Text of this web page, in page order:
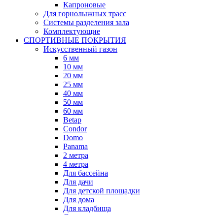
Капроновые
Для горнолыжных трасс
Системы разделения зала
Комплектующие
СПОРТИВНЫЕ ПОКРЫТИЯ
Искусственный газон
6 мм
10 мм
20 мм
25 мм
40 мм
50 мм
60 мм
Betap
Condor
Domo
Panama
2 метра
4 метра
Для бассейна
Для дачи
Для детской площадки
Для дома
Для кладбища